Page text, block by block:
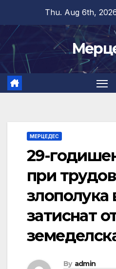
content
Thu. Aug 6th,
МЕРЦЕДЕС
29-
при
злополука
затиснат
By admin